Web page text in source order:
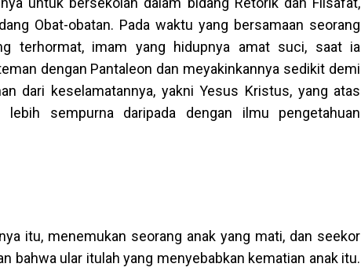
Obat-obatan. Pada waktu yang bersamaan seorang
terhormat, imam yang hidupnya amat suci, saat ia
dengan Pantaleon dan meyakinkannya sedikit demi
dari keselamatannya, yakni Yesus Kristus, yang atas
sempurna daripada dengan ilmu pengetahuan
itu, menemukan seorang anak yang mati, dan seekor
bahwa ular itulah yang menyebabkan kematian anak itu.